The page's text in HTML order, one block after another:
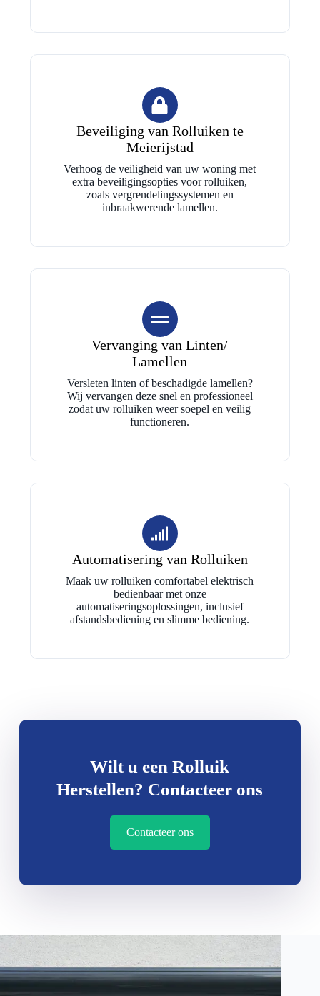
Beveiliging van Rolluiken te
Meierijstad
Verhoog de veiligheid van uw woning met
extra beveiligingsopties voor rolluiken,
zoals vergrendelingssystemen en
inbraakwerende lamellen.
Vervanging van Linten/
Lamellen
Versleten linten of beschadigde lamellen?
Wij vervangen deze snel en professioneel
zodat uw rolluiken weer soepel en veilig
functioneren.
Automatisering van Rolluiken
Maak uw rolluiken comfortabel elektrisch
bedienbaar met onze
automatiseringsoplossingen, inclusief
afstandsbediening en slimme bediening.
Wilt u een Rolluik
Herstellen? Contacteer ons
Contacteer ons